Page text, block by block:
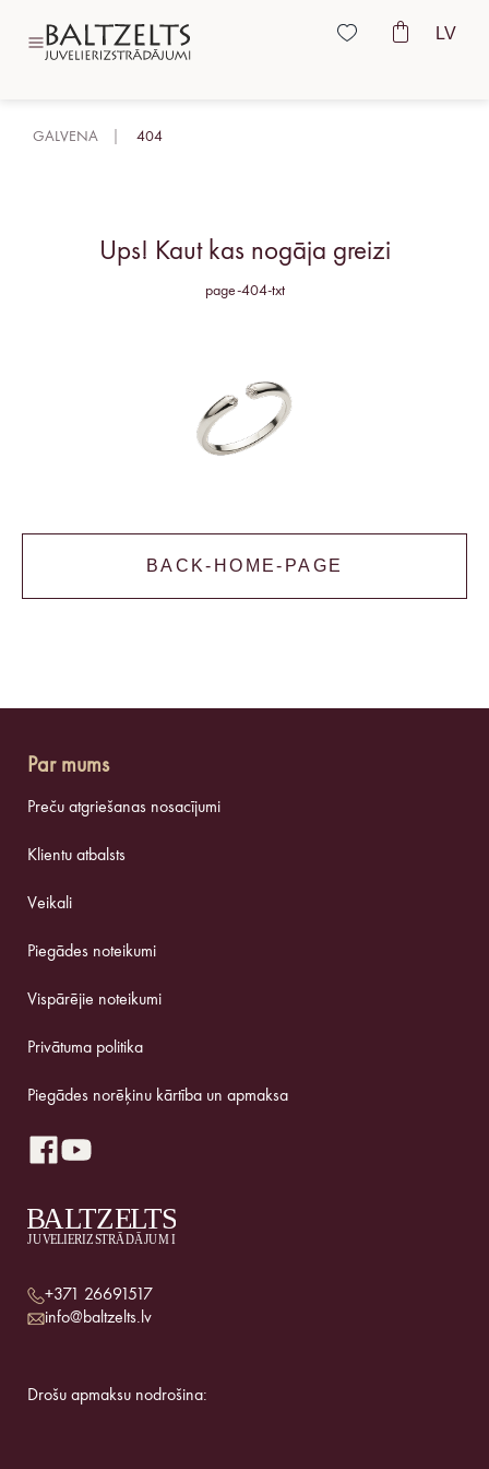
LV
GALVENA 404
Ups! Kaut kas nogāja greizi
page-404-txt
BACK-HOME-PAGE
Par mums
Preču atgriešanas nosacījumi
Klientu atbalsts
Veikali
Piegādes noteikumi
Vispārējie noteikumi
Privātuma politika
Piegādes norēķinu kārtība un apmaksa
+371 26691517
info@baltzelts.lv
Drošu apmaksu nodrošina: